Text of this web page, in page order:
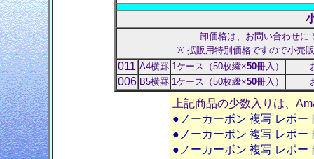
卸価格は、お問い合わせに
※ 拡販用特別価格ですので小売
011 A4横罫 1ケース（50枚綴×50冊入）
006 B5横罫 1ケース（50枚綴×50冊入）
上記商品の少数入りは、
●ノーカーボン 複写 レポー
●ノーカーボン 複写 レポー
●ノーカーボン 複写 レポー